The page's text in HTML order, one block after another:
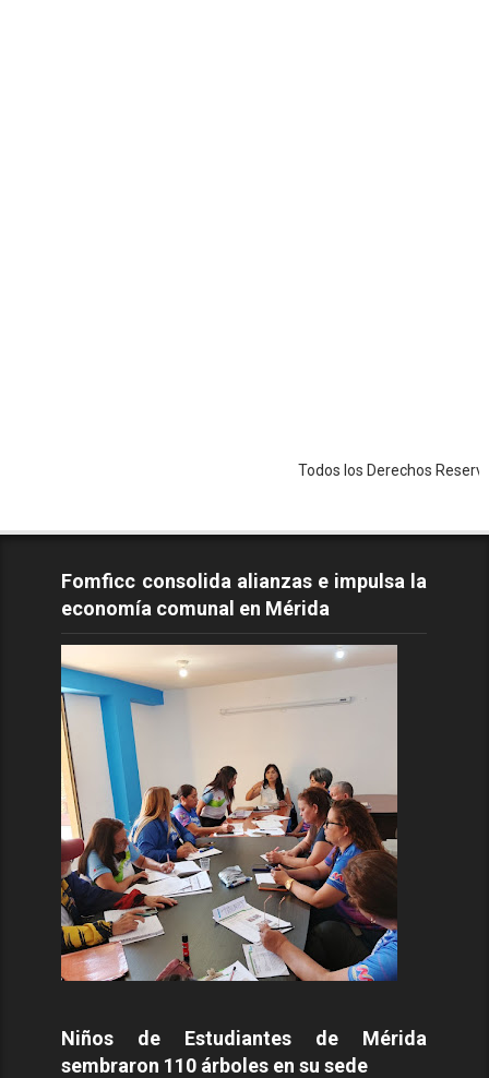
Todos los Derechos Reservados -
Fomficc consolida alianzas e impulsa la
economía comunal en Mérida
Niños de Estudiantes de Mérida
sembraron 110 árboles en su sede